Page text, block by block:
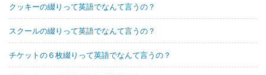
クッキーの綴りって英語でなんて言うの？
スクールの綴りって英語でなんて言うの？
チケットの６枚綴りって英語でなんて言うの？